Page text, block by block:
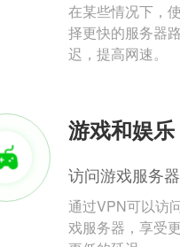
在某些情况下，
择更快的服务器
迟，提高网速。
游戏和娱乐
访问游戏服务器
通过VPN可以访
戏服务器，享受